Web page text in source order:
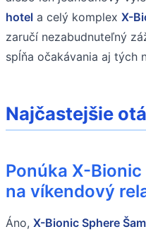
hotel a celý komplex X-
zaručí nezabudnuteľný
spĺňa očakávania aj tých
Najčastejšie
Ponúka X-
na víkendový
Áno, X-Bionic Sphere